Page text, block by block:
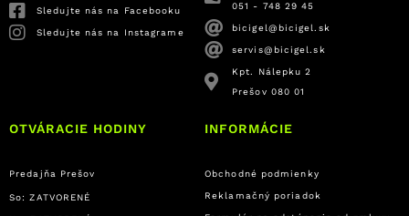
Sledujte nás na Facebooku
Sledujte nás na Instagrame
051 - 748 29 45
bicigel@bicigel.sk
servis@bicigel.sk
Kpt. Nálepku 2
Prešov 080 01
OTVÁRACIE HODINY
Predajňa Prešov
So: ZATVORENÉ
INFORMÁCIE
Obchodné podmienky
Reklamačný poriadok